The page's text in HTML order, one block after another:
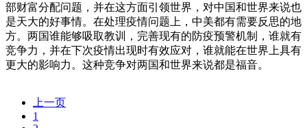
部财富分配问题，并在这方面引领世界，对中国和世界来说也
是天大的好事情。在处理疫情问题上，中美都有需要反思的地
方。两国谁能够吸取教训，完善现有的防疫预警机制，谁就有
竞争力，并在下次疫情出现时有效应对，谁就能在世界上具有
更大的影响力。这种竞争对两国和世界来说都是福音。
上一页
1